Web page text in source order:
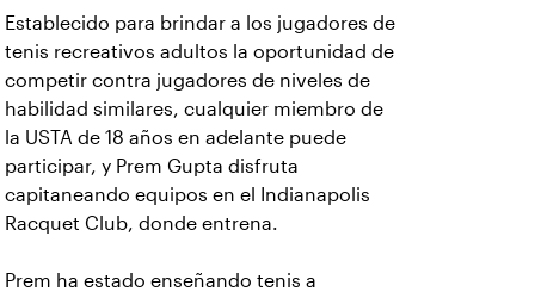
Establecido para brindar a los jugadores de
tenis recreativos adultos la oportunidad de
competir contra jugadores de niveles de
habilidad similares, cualquier miembro de
la USTA de 18 años en adelante puede
participar, y Prem Gupta disfruta
capitaneando equipos en el Indianapolis
Racquet Club, donde entrena.
Prem ha estado enseñando tenis a